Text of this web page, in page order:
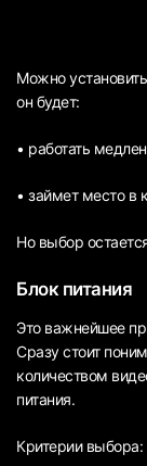
Можно
он будет:
• работать
• займет место в
Но выбор
Блок питания
Это важнейшее
Сразу стоит
количеством
питания.
Критерии выбора: